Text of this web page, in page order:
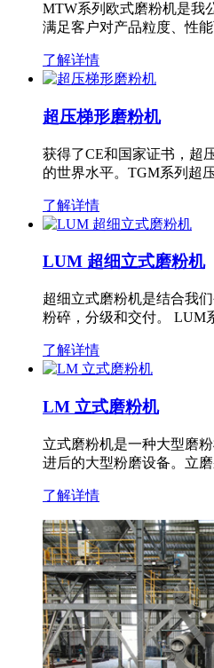
MTW系列欧式磨粉机是我
满足客户对产品粒度、性
了解详情
超压梯形磨粉机
获得了CE和国家证书，超
的世界水平。TGM系列超
了解详情
LUM 超细立式磨粉机
超细立式磨粉机是结合我
粉碎，分级和交付。 LUM
了解详情
LM 立式磨粉机
立式磨粉机是一种大型磨
进后的大型粉磨设备。立
了解详情